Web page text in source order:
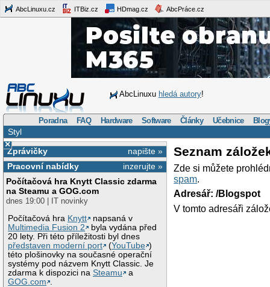
AbcLinuxu.cz ITBiz.cz HDmag.cz AbcPráce.cz
AbcLinuxu hledá autory!
Poradna FAQ Hardware Software Články Učebnice
Styl
×
napište »
Zprávičky
inzerujte »
Pracovní nabídky
Počítačová hra Knytt Classic zdarma
na Steamu a GOG.com
dnes 19:00 | IT novinky
Počítačová hra Knytt
napsaná v
Multimedia Fusion 2
byla vydána před
20 lety. Při této příležitosti byl dnes
představen moderní port
(YouTube )
této plošinovky na současné operační
systémy pod názvem Knytt Classic. Je
zdarma k dispozici naSteamu
a
GOG.com
Seznam
Zde si můžete
spam.
Adresář: /Blogspot
V tomto adresáři